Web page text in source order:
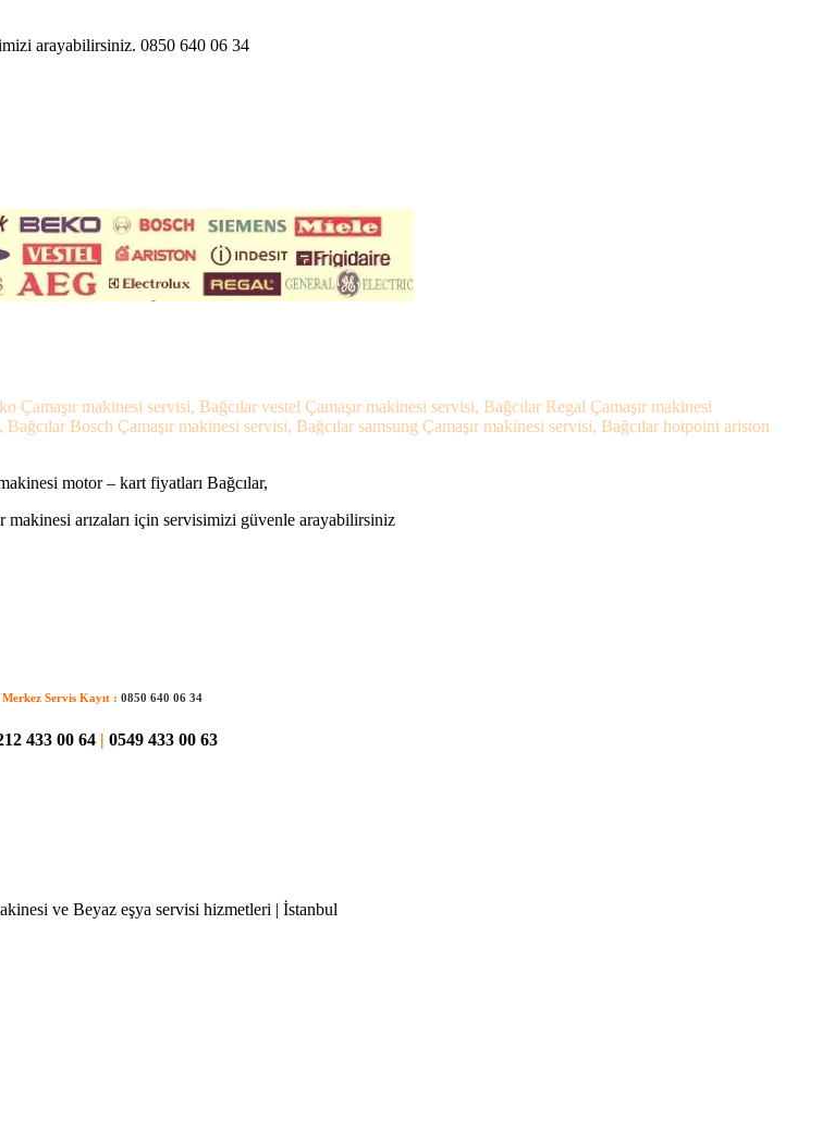
arayabilirsiniz. 0850 640 06 34
makinesi servisi, Bağcılar vestel Çamaşır makinesi servisi, Bağcılar Regal Çamaşır makinesi
Bosch Çamaşır makinesi servisi, Bağcılar samsung Çamaşır makinesi servisi, Bağcılar hotpoint ariston
motor – kart fiyatları Bağcılar,
makinesi arızaları için servisimizi güvenle arayabilirsiniz
Merkez Servis Kayıt : 0850 640 06 34
433 00 64 0549 433 00 63
ve Beyaz eşya servisi hizmetleri | İstanbul